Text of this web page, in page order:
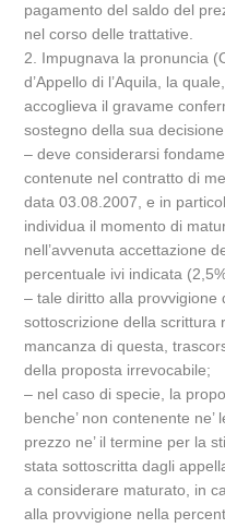
pagamento del saldo del
nel corso delle trattative.
2. Impugnava la pronuncia
d’Appello di l’Aquila, la
accoglieva il gravame
sostegno della sua
– deve considerarsi
contenute nel contratto di
data 03.08.2007, e in
individua il momento di
nell’avvenuta accettazione
percentuale ivi indicata
– tale diritto alla provvigione
sottoscrizione della scrittura
mancanza di questa,
della proposta irrevocabile;
– nel caso di specie, la
benche’ non contenente ne’
prezzo ne’ il termine per la
stata sottoscritta dagli
a considerare maturato, in
alla provvigione nella